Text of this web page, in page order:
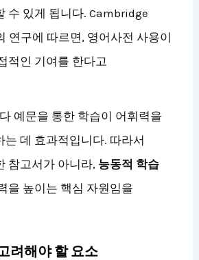
수 있게 됩니다. Cambridge
연구에 따르면, 영어사전 사용이
적인 기여를 한다고
예문을 통한 학습이 어휘력을
는 데 효과적입니다. 따라서
참고서가 아니라, 능동적 학습
을 높이는 핵심 자원임을
려해야 할 요소